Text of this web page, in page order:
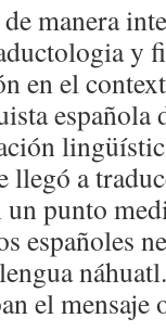
manera
y
en el
española
llegó a
punto
españoles
el